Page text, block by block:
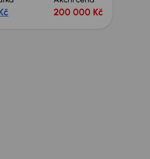
200 000 Kč